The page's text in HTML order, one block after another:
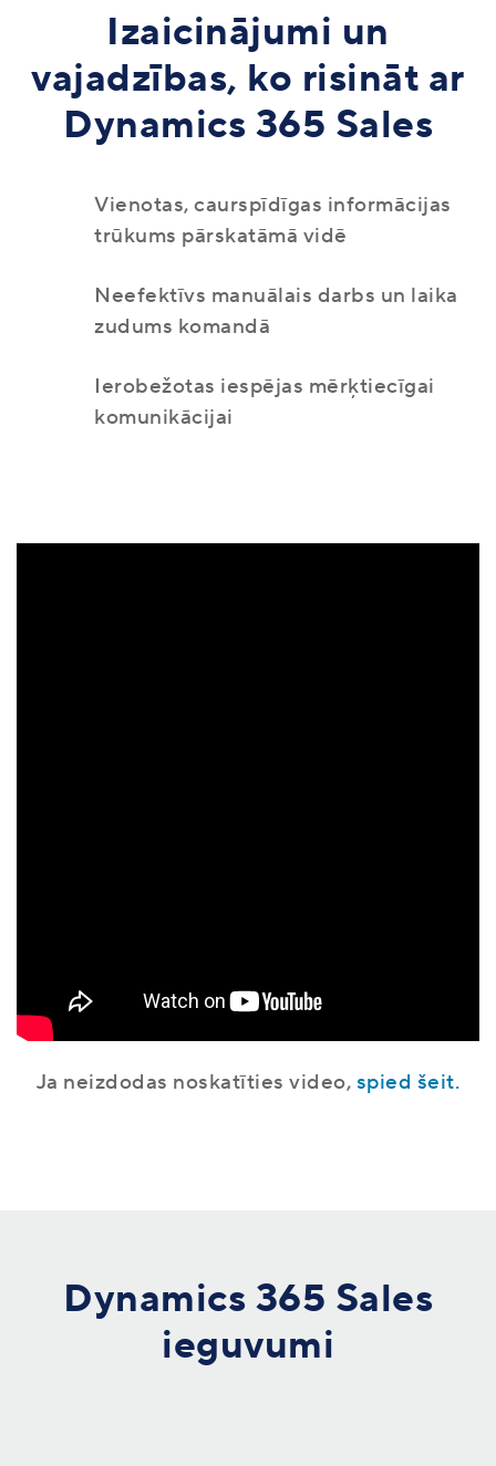
Izaicinājumi un
vajadzības, ko risināt ar
Dynamics 365 Sales
Vienotas, caurspīdīgas informācijas
trūkums pārskatāmā vidē
Neefektīvs manuālais darbs un laika
zudums komandā
Ierobežotas iespējas mērķtiecīgai
komunikācijai
Ja neizdodas noskatīties video, spied šeit.
Dynamics 365 Sales
ieguvumi